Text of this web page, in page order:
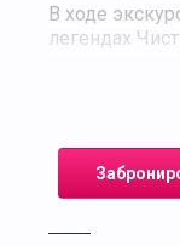
В ходе
легендах
игравший
Москвы
Отдельный